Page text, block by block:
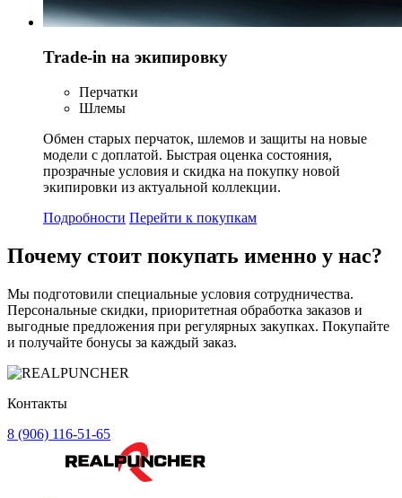
Trade-in на экипировку
Перчатки
Шлемы
Обмен старых перчаток, шлемов и защиты на новые
модели с доплатой. Быстрая оценка состояния,
прозрачные условия и скидка на покупку новой
экипировки из актуальной коллекции.
Подробности Перейти к покупкам
Почему стоит покупать именно у нас?
Мы подготовили специальные условия сотрудничества.
Персональные скидки, приоритетная обработка заказов и
выгодные предложения при регулярных закупках. Покупайте
и получайте бонусы за каждый заказ.
Контакты
8 (906) 116-51-65